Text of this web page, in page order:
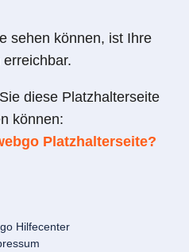
sehen können, ist Ihre
erreichbar.
diese Platzhalterseite
können:
Platzhalterseite?
Hilfecenter